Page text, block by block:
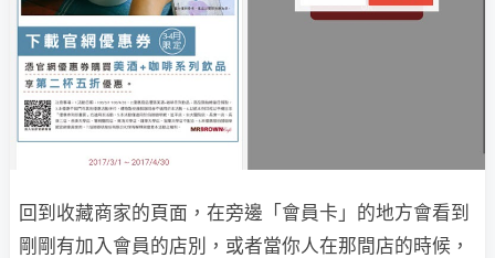
回到收藏商家的頁面，在旁邊「會員卡」的地方會看到
剛剛有加入會員的店別，或者當你人在那間店的時候，